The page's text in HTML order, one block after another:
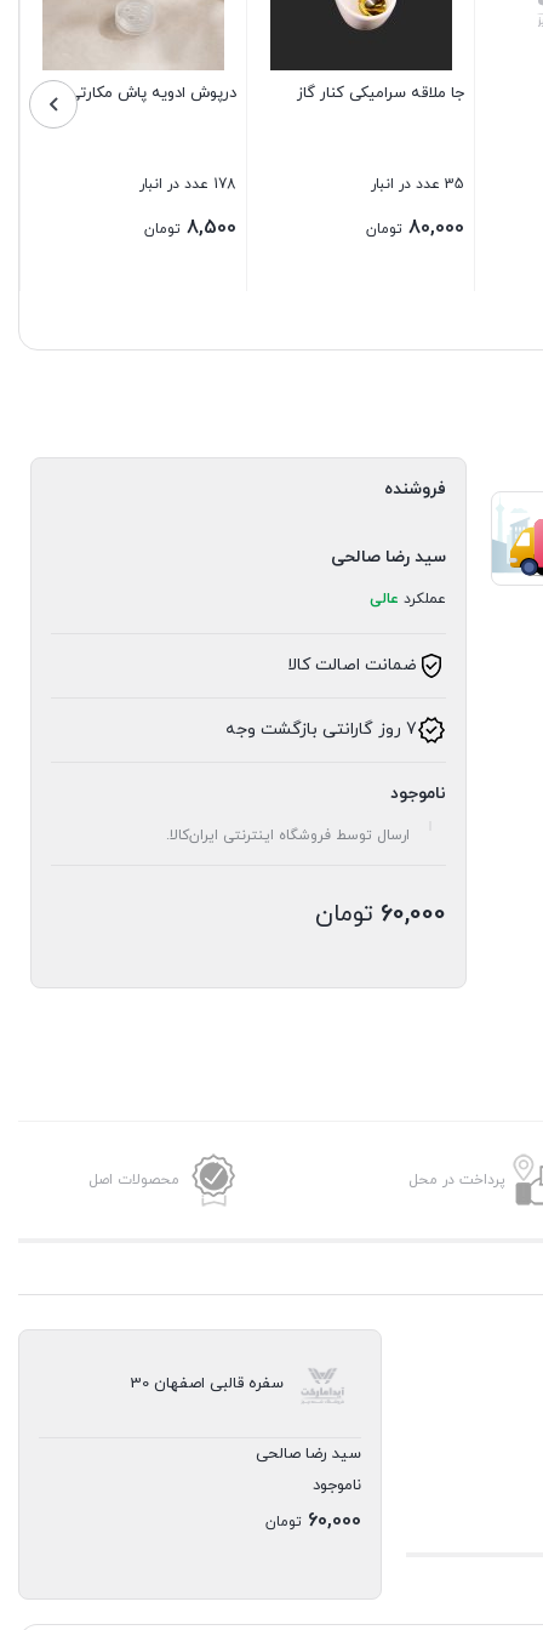
اسکاچ میکروفایبر دورو هنس
1 عدد در انبار
50,000
13,000,000
فروشنده
سید رضا صالحی
عملکرد عالی
ضمانت اصالت کالا
7 روز گارانتی بازگشت وجه
ناموجود
ارسال توسط فروشگاه اینترنتی ایران‌کالا.
60,000 تومان
پرداخت در محل محصولات اصل
سفره قالبی اصفهان 30
سید رضا صالحی
ناموجود
60,000 تومان